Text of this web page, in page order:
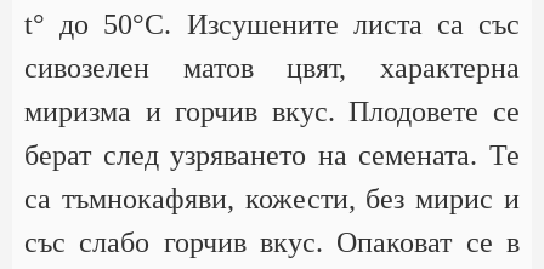
t° до 50°С. Изсушените листа са със
сивозелен матов цвят, характерна
миризма и горчив вкус. Плодовете се
берат след узряването на семената. Те
са тъмнокафяви, кожести, без мирис и
със слабо горчив вкус. Опаковат се в